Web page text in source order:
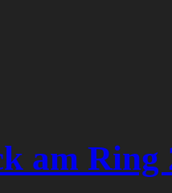
am Ring